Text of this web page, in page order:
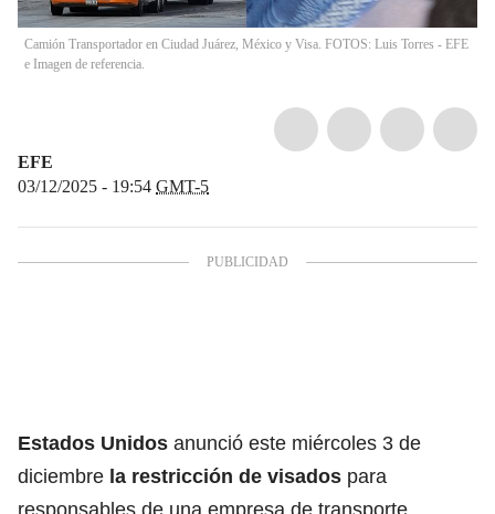
Camión Transportador en Ciudad Juárez, México y Visa. FOTOS: Luis Torres - EFE
e Imagen de referencia.
EFE
03/12/2025 - 19:54 GMT-5
Estados Unidos anunció este miércoles 3 de
diciembre la restricción de visados para
responsables de una empresa de transporte